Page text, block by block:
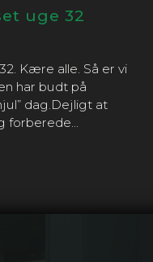
uge 32
Kære alle. Så er vi
har budt på
dag.Dejligt at
forberede...